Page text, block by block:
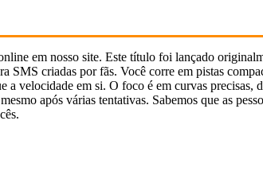
em nosso site. Este título foi lançado
SMS criadas por fãs. Você corre em pistas
velocidade em si. O foco é em curvas precisas,
após várias tentativas. Sabemos que as